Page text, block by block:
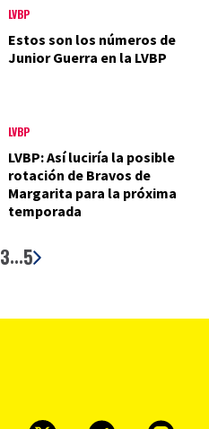
LVBP
Estos son los números de
Junior Guerra en la LVBP
LVBP
LVBP: Así luciría la posible
rotación de Bravos de
Margarita para la próxima
temporada
3...5